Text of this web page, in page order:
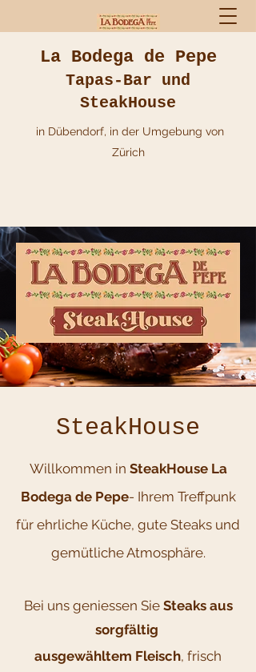
La Bodega de Pepe
Tapas-Bar und
SteakHouse
in Dübendorf, in der Umgebung von
Zürich
SteakHouse
Willkommen in SteakHouse La
Bodega de Pepe- Ihrem Treffpunk
für ehrliche Küche, gute Steaks und
gemütliche Atmosphäre.
Bei uns geniessen Sie Steaks aus
sorgfältig
ausgewähltem Fleisch, frisch